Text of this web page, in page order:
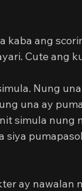
kaba ang
Cute ang
Nung
una ay
simula nung
siya
ay nawalan